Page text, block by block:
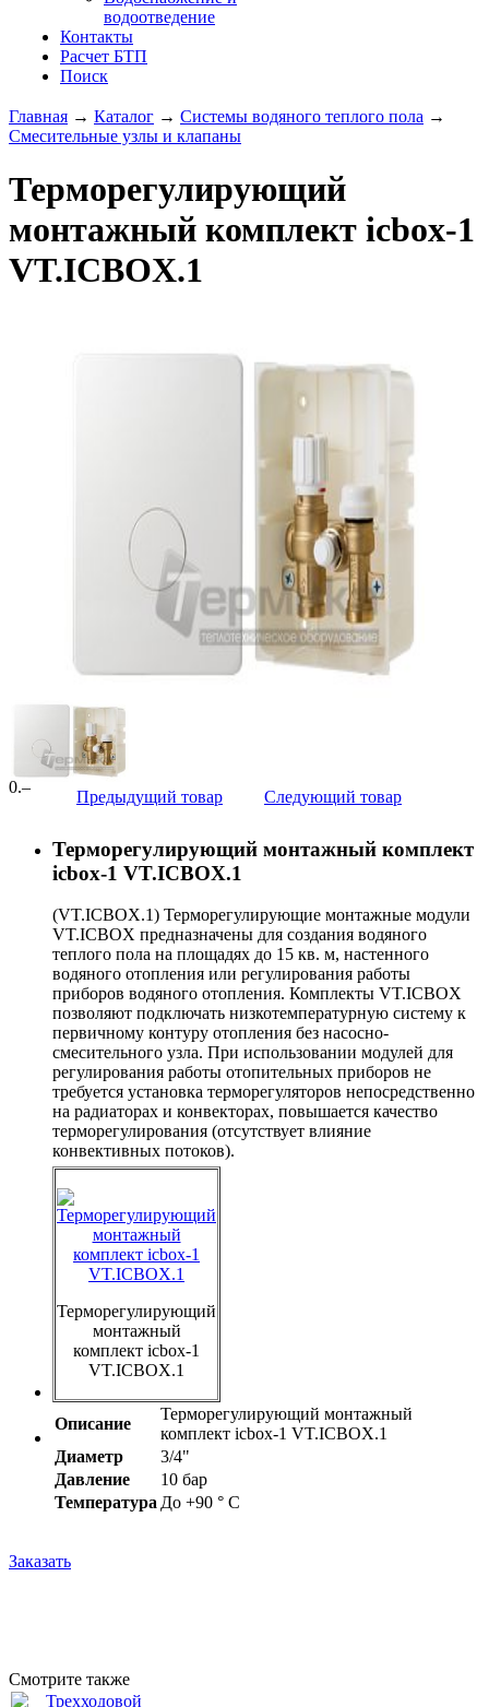
водоотведение
Контакты
Расчет БТП
Поиск
Главная → Каталог → Системы водяного теплого пола →
Смесительные узлы и клапаны
Терморегулирующий
монтажный комплект icbox-1
VT.ICBOX.1
Предыдущий товар Следующий товар
0.–
Терморегулирующий монтажный комплект
icbox-1 VT.ICBOX.1
(VT.ICBOX.1) Терморегулирующие монтажные модули
VT.ICBOX предназначены для создания водяного
теплого пола на площадях до 15 кв. м, настенного
водяного отопления или регулирования работы
приборов водяного отопления. Комплекты VT.ICBOX
позволяют подключать низкотемпературную систему к
первичному контуру отопления без насосно-
смесительного узла. При использовании модулей для
регулирования работы отопительных приборов не
требуется установка терморегуляторов непосредственно
на радиаторах и конвекторах, повышается качество
терморегулирования (отсутствует влияние
конвективных потоков).
Терморегулирующий
монтажный
комплект icbox-1
VT.ICBOX.1
Описание
Терморегулирующий монтажный
комплект icbox-1 VT.ICBOX.1
Диаметр
3/4"
Давление
10 бар
Температура До +90 ° С
Заказать
Смотрите также